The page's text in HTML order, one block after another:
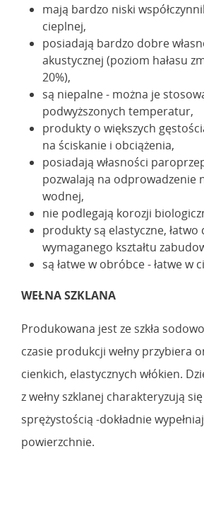
mają bardzo niski
cieplnej,
posiadają bardzo dobre
akustycznej (poziom hałasu
20%),
są niepalne - można je
podwyższonych temperatur,
produkty o większych
na ściskanie i obciążenia,
posiadają własności
pozwalają na odprowadzenie
wodnej,
nie podlegają korozji
produkty są elastyczne,
wymaganego kształtu
są łatwe w obróbce - łatwe w
WEŁNA SZKLANA
Produkowana jest ze szkła
czasie produkcji wełny przybiera
cienkich, elastycznych włókien.
z wełny szklanej charakteryzują
sprężystością -dokładnie
powierzchnie.